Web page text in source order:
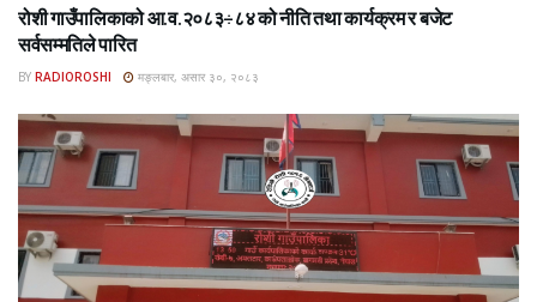
रोशी गाउँपालिकाको आ.व.२०८३÷८४ को नीति तथा कार्यक्रम र बजेट
सर्वसम्मतिले पारित
BY RADIOROSHI मङ्लबार, असार ३०, २०८३